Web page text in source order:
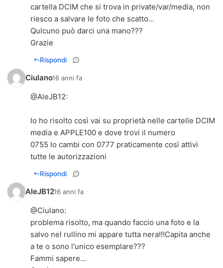
cartella DCIM che si trova in private/var/media, non
riesco a salvare le foto che scatto...
Qulcuno può darci una mano???
Grazie
Rispondi
Ciulano16 anni fa
@AleJB12:
Io ho risolto così vai su proprietà nelle cartelle DCIM
media e APPLE100 e dove trovi il numero
0755 lo cambi con 0777 praticamente così attivi
tutte le autorizzazioni
Rispondi
AleJB1216 anni fa
@Ciulano:
problema risolto, ma quando faccio una foto e la
salvo nel rullino mi appare tutta nera!!!Capita anche
a te o sono l'unico esemplare???
Fammi sapere...